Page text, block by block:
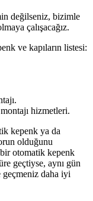
değilseniz, bizimle
çalışacağız.
ve kapıların listesi:
hizmetleri.
kepenk ya da
olduğunu
otomatik kepenk
geçtiyse, aynı gün
daha iyi